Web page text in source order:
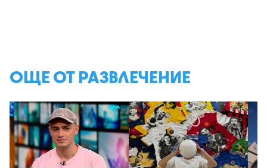
ОЩЕ ОТ РАЗВЛЕЧЕНИЕ